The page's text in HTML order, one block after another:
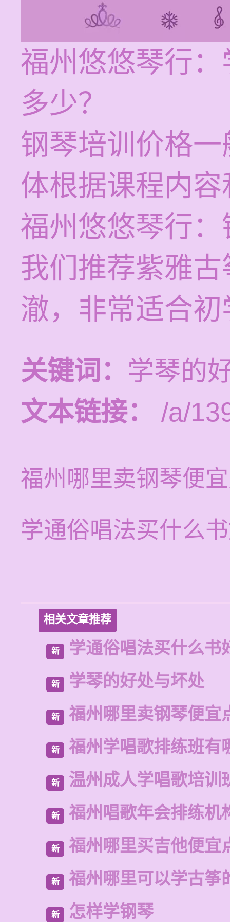
福州悠悠琴行
多少？
钢琴培训价格
体根据课程内
福州悠悠琴行
我们推荐紫雅
澈，非常适合
关键词： 学琴的
文本链接：
/a/
福州哪里卖钢琴便
学通俗唱法买什么
相关文章推荐
新 学通俗唱法买什么书
新 学琴的好处与坏处
新 福州哪里卖钢琴便宜
新 福州学唱歌排练班有
新 温州成人学唱歌培训
新 福州唱歌年会排练机
新 福州哪里买吉他便宜
新 福州哪里可以学古筝
新 怎样学钢琴